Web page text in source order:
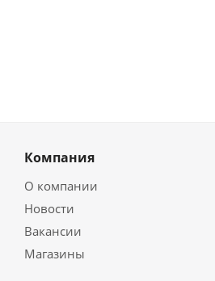
Компания
О компании
Новости
Вакансии
Магазины